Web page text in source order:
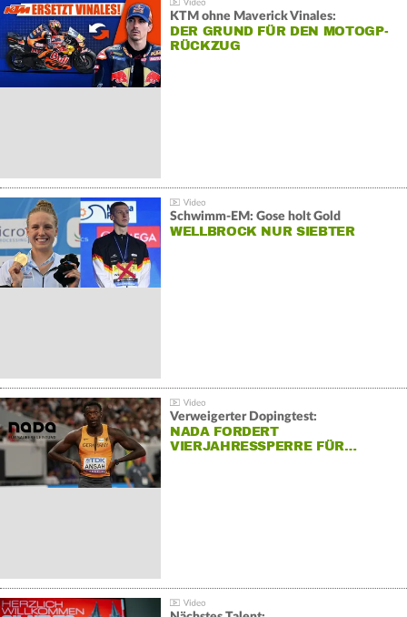
KTM ohne Maverick Vinales:
DER GRUND FÜR DEN MOTOGP-
RÜCKZUG
Schwimm-EM: Gose holt Gold
WELLBROCK NUR SIEBTER
Verweigerter Dopingtest:
NADA FORDERT
VIERJAHRESSPERRE FÜR…